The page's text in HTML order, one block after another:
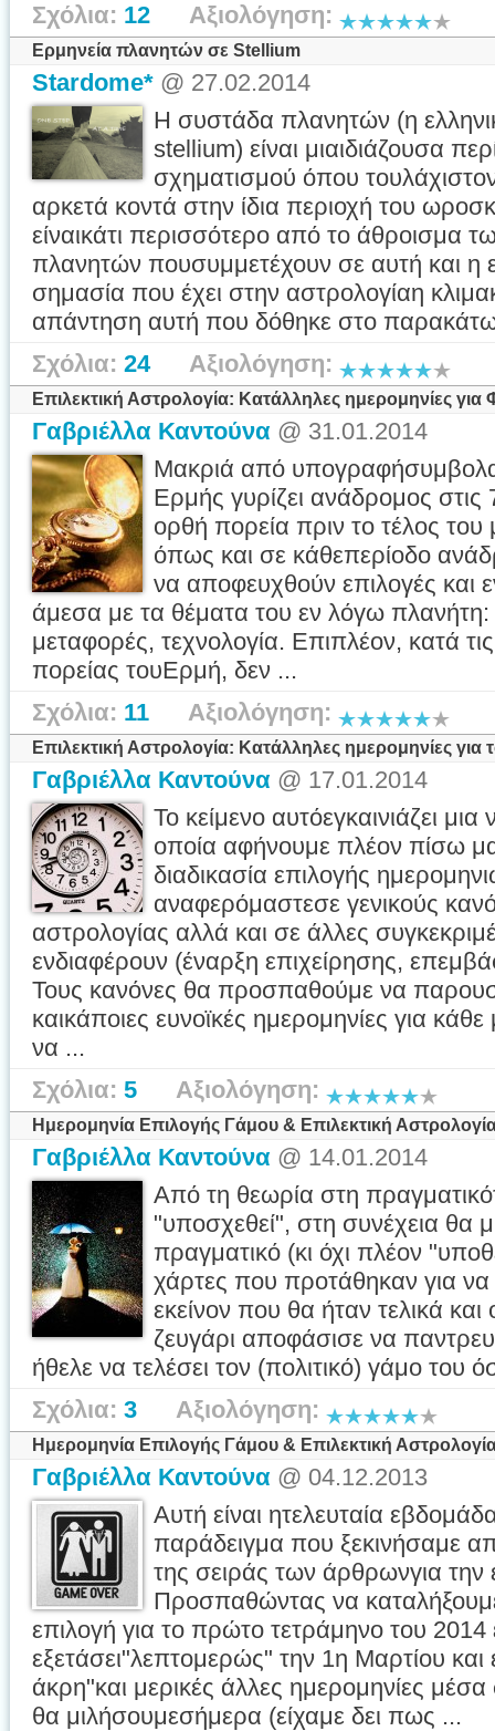
Σχόλια: 12 Αξιολόγηση:
Ερμηνεία πλανητών σε Stellium
Stardome* @ 27.02.2014
Η συστάδα πλανητών (η
stellium) είναι μιαιδιάζουσα
σχηματισμού όπου
αρκετά κοντά στην ίδια περιοχή του
είναικάτι περισσότερο από το άθροισμα
πλανητών πουσυμμετέχουν σε αυτή και η
σημασία που έχει στην αστρολογίαη
απάντηση αυτή που δόθηκε στο
Σχόλια: 24Αξιολόγηση:
Επιλεκτική Αστρολογία: Κατάλληλες ημερομηνίες για
Γαβριέλλα Καντούνα @ 31.01.2014
Μακριά από
Ερμής γυρίζει ανάδρομος στις
ορθή πορεία πριν το τέλος
όπως και σε κάθεπερίοδο
να αποφευχθούν επιλογές και
άμεσα με τα θέματα του εν λόγω πλανήτη:
μεταφορές, τεχνολογία. Επιπλέον, κατά
πορείας τουΕρμή, δεν ...
Σχόλια: 11 Αξιολόγηση:
Επιλεκτική Αστρολογία: Κατάλληλες ημερομηνίες για
Γαβριέλλα Καντούνα @ 17.01.2014
Το κείμενο αυτόεγκαινιάζει
οποία αφήνουμε πλέον πίσω
διαδικασία επιλογής
αναφερόμαστεσε γενικούς
αστρολογίας αλλά και σε άλλες
ενδιαφέρουν (έναρξη επιχείρησης,
Τους κανόνες θα προσπαθούμε να
καικάποιες ευνοϊκές ημερομηνίες για
να ...
Σχόλια: 5 Αξιολόγηση:
Ημερομηνία Επιλογής Γάμου & Επιλεκτική
Γαβριέλλα Καντούνα @ 14.01.2014
Από τη θεωρία στη
"υποσχεθεί", στη συνέχεια θα
πραγματικό (κι όχι πλέον
χάρτες που προτάθηκαν για να
εκείνον που θα ήταν τελικά
ζευγάρι αποφάσισε να
ήθελε να τελέσει τον (πολιτικό) γάμο του
Σχόλια: 3 Αξιολόγηση:
Ημερομηνία Επιλογής Γάμου & Επιλεκτική
Γαβριέλλα Καντούνα @ 04.12.2013
Αυτή είναι ητελευταία
παράδειγμα που ξεκινήσαμε
της σειράς των άρθρωνγια
Προσπαθώντας να
επιλογή για το πρώτο τετράμηνο του 2014
εξετάσει"λεπτομερώς" την 1η Μαρτίου και
άκρη"και μερικές άλλες ημερομηνίες μέσα
θα μιλήσουμεσήμερα (είχαμε δει πως ...